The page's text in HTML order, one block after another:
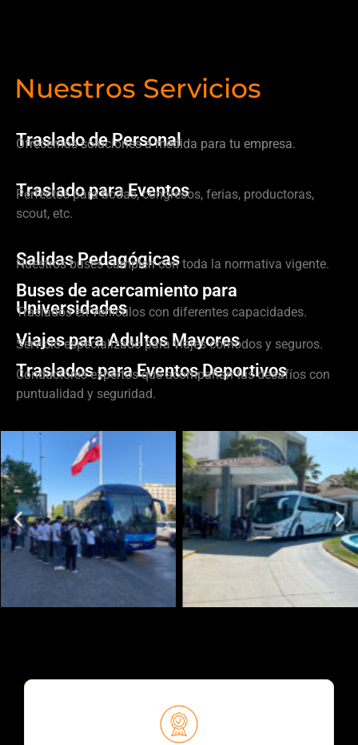
Nuestros Servicios
Traslado de Personal
Ofrecemos soluciones a medida para tu empresa.
Traslado para Eventos
Perfectos para bodas, congresos, ferias, productoras,
scout, etc.
Salidas Pedagógicas
Nuestros buses cumplen con toda la normativa vigente.
Buses de acercamiento para
Universidades
Traslados en vehículos con diferentes capacidades.
Viajes para Adultos Mayores
Servicio especializado para viajes cómodos y seguros.
Traslados para Eventos Deportivos
Conductores expertos que acompañan tus desafíos con
puntualidad y seguridad.